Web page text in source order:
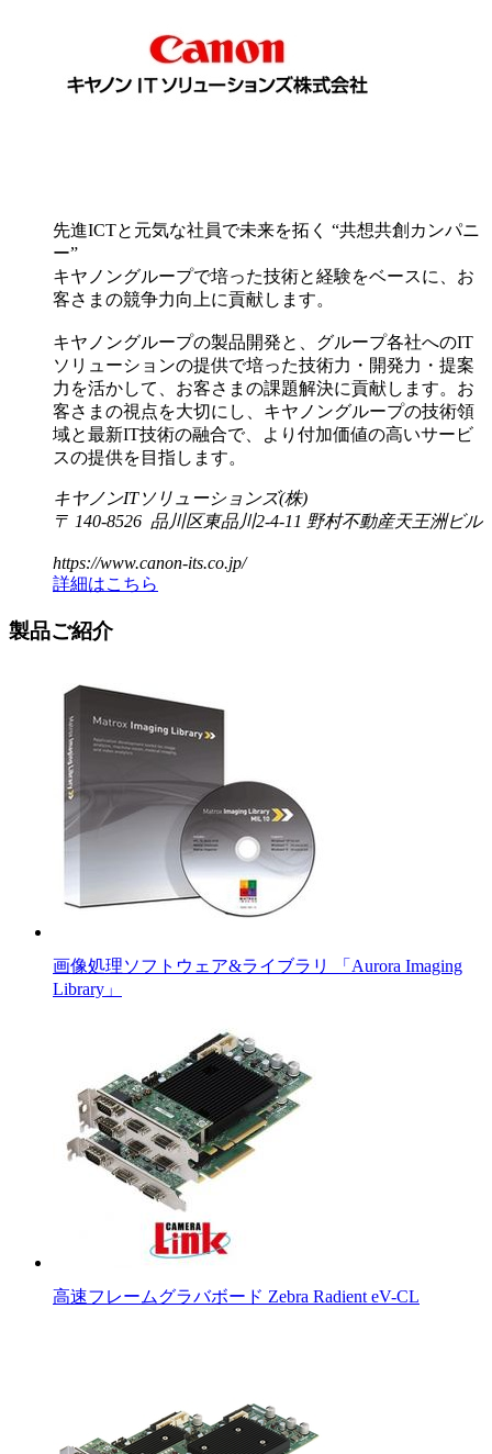
先進ICTと元気な社員で未来を拓く “共想共創カンパニ
ー”
キヤノングループで培った技術と経験をベースに、お
客さまの競争力向上に貢献します。
キヤノングループの製品開発と、グループ各社へのIT
ソリューションの提供で培った技術力・開発力・提案
力を活かして、お客さまの課題解決に貢献します。お
客さまの視点を大切にし、キヤノングループの技術領
域と最新IT技術の融合で、より付加価値の高いサービ
スの提供を目指します。
キヤノンITソリューションズ(株)
〒 140-8526 品川区東品川2-4-11 野村不動産天王洲ビル
https://www.canon-its.co.jp/
詳細はこちら
製品ご紹介
画像処理ソフトウェア&ライブラリ 「Aurora Imaging
Library」
高速フレームグラバボード Zebra Radient eV-CL